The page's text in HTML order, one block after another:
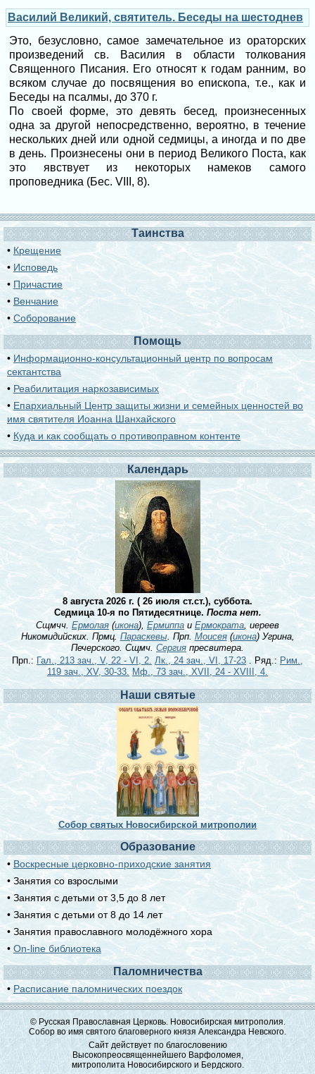
Василий Великий, святитель. Беседы на шестоднев
Это, безусловно, самое замечательное из ораторских
произведений св. Василия в области толкования
Священного Писания. Его относят к годам ранним, во
всяком случае до посвящения во епископа, т.е., как и
Беседы на псалмы, до 370 г.
По своей форме, это девять бесед, произнесенных
одна за другой непосредственно, вероятно, в течение
нескольких дней или одной седмицы, а иногда и по две
в день. Произнесены они в период Великого Поста, как
это явствует из некоторых намеков самого
проповедника (Бес. VIII, 8).
Таинства
• Крещение
• Исповедь
• Причастие
• Венчание
•Соборование
Помощь
• Информационно-консультационный центр по вопросам
сектантства
• Реабилитация наркозависимых
• Епархиальный Центр защиты жизни и семейных ценностей во
имя святителя Иоанна Шанхайского
• Куда и как сообщать о противоправном контенте
Календарь
8 августа 2026 г. ( 26 июля ст.ст.), суббота.
Седмица 10-я по Пятидесятнице. Поста нет.
Сщмчч. Ермолая (икона), Ермиппаи Ермократа, иереев
Никомидийских. Прмц.Параскевы. Прп. Моисея(икона) Угрина,
Печерского. Сщмч. Сергия пресвитера.
Прп.: Гал., 213 зач., V, 22 - VI, 2. Лк., 24 зач., VI, 17-23 . Ряд.: Рим.,
119 зач., XV, 30-33. Мф., 73 зач., XVII, 24 - XVIII, 4.
Наши святые
Собор святых Новосибирской митрополии
Образование
• Воскресные церковно-приходские занятия
• Занятия со взрослыми
• Занятия с детьми от 3,5 до 8 лет
• Занятия с детьми от 8 до 14 лет
• Занятия православного молодёжного хора
• On-line библиотека
Паломничества
• Расписание паломнических поездок
© Русская Православная Церковь. Новосибирская митрополия.
Собор во имя святого благоверного князя Александра Невского.
Сайт действует по благословению
Высокопреосвященнейшего Варфоломея,
митрополита Новосибирского и Бердского.